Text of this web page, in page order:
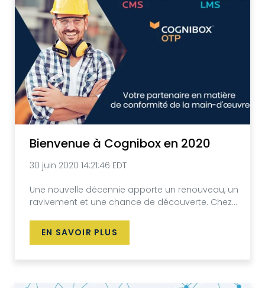
Bienvenue à Cognibox en 2020
30 juin 2020 14:21:46 EDT
Une nouvelle décennie apporte un renouveau, un
ravivement et une chance de découverte. Chez...
EN SAVOIR PLUS